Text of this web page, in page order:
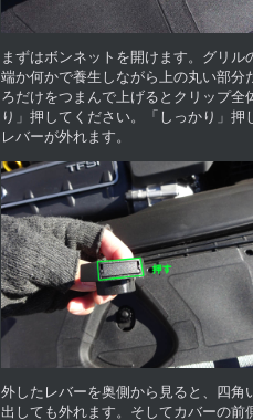
まずはボンネットを開けます。グリ
端か何かで養生しながら上の丸い部
ろだけをつまんで上げるとクリップ
り」押してください。「しっかり」
レバーが外れます。
外したレバーを奥側から見ると、四
出しても外れます。そしてカバーの